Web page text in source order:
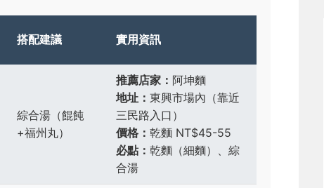
搭配建議 實用資訊
綜合湯（餛飩
+福州丸）
推薦店家： 阿坤麵
地址： 東興市場內（靠近
三民路入口）
價格： 乾麵 NT$45-55
必點： 乾麵（細麵）、綜
合湯